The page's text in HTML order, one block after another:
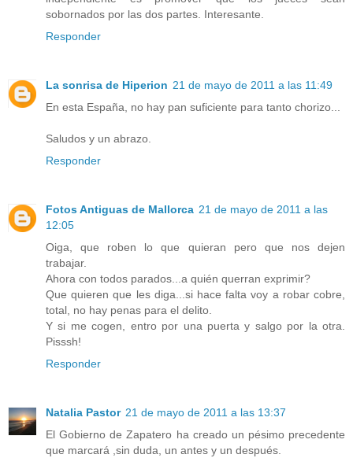
sobornados por las dos partes. Interesante.
Responder
La sonrisa de Hiperion 21 de mayo de 2011 a las 11:49
En esta España, no hay pan suficiente para tanto chorizo...
Saludos y un abrazo.
Responder
Fotos Antiguas de Mallorca 21 de mayo de 2011 a las
12:05
Oiga, que roben lo que quieran pero que nos dejen
trabajar.
Ahora con todos parados...a quién querran exprimir?
Que quieren que les diga...si hace falta voy a robar cobre,
total, no hay penas para el delito.
Y si me cogen, entro por una puerta y salgo por la otra.
Pisssh!
Responder
Natalia Pastor 21 de mayo de 2011 a las 13:37
El Gobierno de Zapatero ha creado un pésimo precedente
que marcará ,sin duda, un antes y un después.